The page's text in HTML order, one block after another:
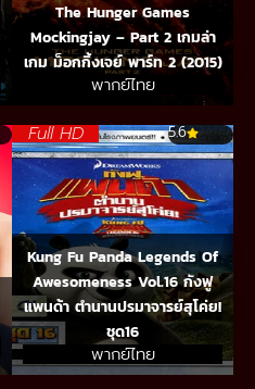
The Hunger Games
Mockingjay – Part 2 เกมล่า
เกม ม็อกกิ้งเจย์ พาร์ท 2 (2015)
พากย์ไทย
Full HD 5.6
Kung Fu Panda Legends Of
Awesomeness Vol.16 กังฟู
แพนด้า ตำนานปรมาจารย์สุโค่ย!
ชุด16
พากย์ไทย